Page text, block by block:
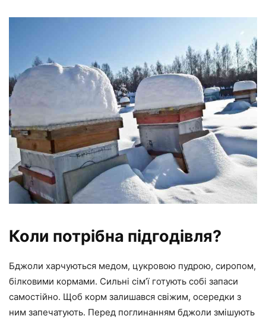
Коли потрібна підгодівля?
Бджоли харчуються медом, цукровою пудрою, сиропом,
білковими кормами. Сильні сім’ї готують собі запаси
самостійно. Щоб корм залишався свіжим, осередки з
ним запечатують. Перед поглинанням бджоли змішують